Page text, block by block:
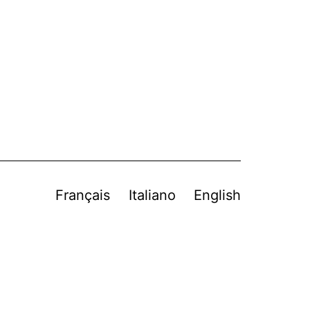
Français Italiano English